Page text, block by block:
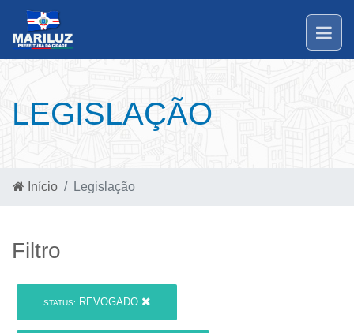
LEGISLAÇÃO
Início Legislação
Filtro
STATUS: REVOGADO